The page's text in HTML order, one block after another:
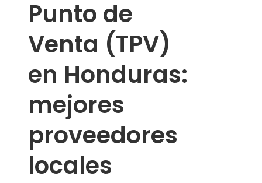
Punto de
Venta (TPV)
en Honduras:
mejores
proveedores
locales